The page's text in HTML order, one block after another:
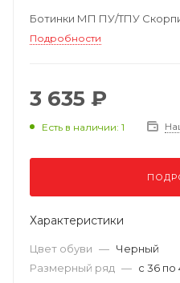
Ботинки МП ПУ/ТПУ
Подробности
3 635 ₽
Есть в наличии: 1
Характеристики
Цвет обуви — Черный
Размерный ряд — с 36 по